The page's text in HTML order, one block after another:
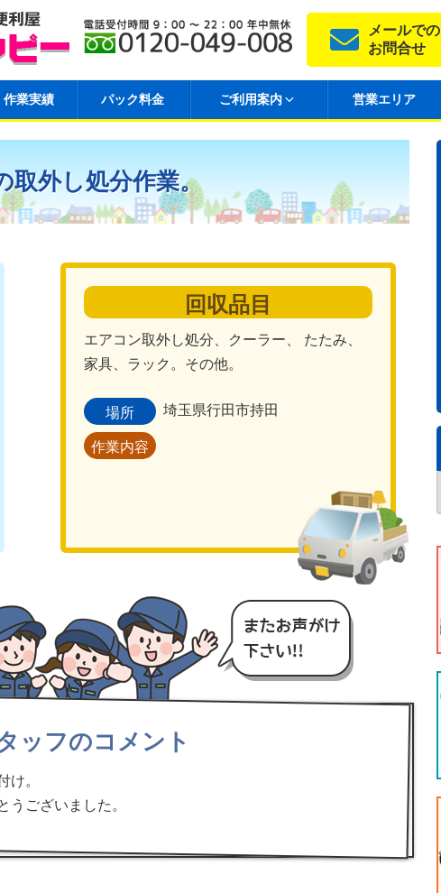
メールでの
お問合せ
作業実績 パック料金 ご利用案内 営業エリア
取外し処分作業。
回収品目
エアコン取外し処分、クーラー、 たたみ、
家具、ラック。その他。
場所 埼玉県行田市持田
作業内容
ッフのコメント
け。
うございました。